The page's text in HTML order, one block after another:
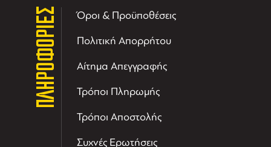
ΠΛΗΡΟΦΟΡΙΕΣ Όροι & Προϋποθέσεις
Πολιτική Απορρήτου
Αίτημα Απεγγραφής
Τρόποι Πληρωμής
Τρόποι Αποστολής
Συχνές Ερωτήσεις